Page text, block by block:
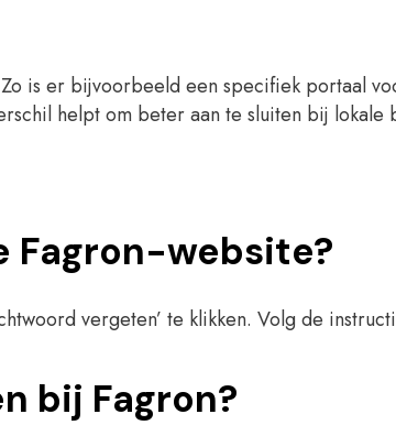
is er bijvoorbeeld een specifiek portaal
helpt om beter aan te sluiten bij lokale
Fagron-website?
vergeten’ te klikken. Volg de
bij Fagron?